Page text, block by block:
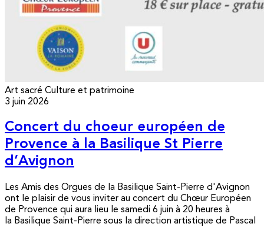
Art sacré Culture et patrimoine
3 juin 2026
Concert du choeur européen de
Provence à la Basilique St Pierre
d’Avignon
Les Amis des Orgues de la Basilique Saint-Pierre d'Avignon
ont le plaisir de vous inviter au concert du Chœur Européen
de Provence qui aura lieu le samedi 6 juin à 20 heures à
la Basilique Saint-Pierre sous la direction artistique de Pascal